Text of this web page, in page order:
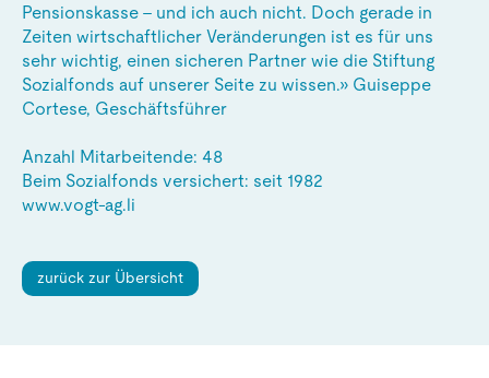
Pensionskasse – und ich auch nicht. Doch gerade in
Zeiten wirtschaftlicher Veränderungen ist es für uns
sehr wichtig, einen sicheren Partner wie die Stiftung
Sozialfonds auf unserer Seite zu wissen.» Guiseppe
Cortese, Geschäftsführer
Anzahl Mitarbeitende: 48
Beim Sozialfonds versichert: seit 1982
www.vogt-ag.li
zurück zur Übersicht